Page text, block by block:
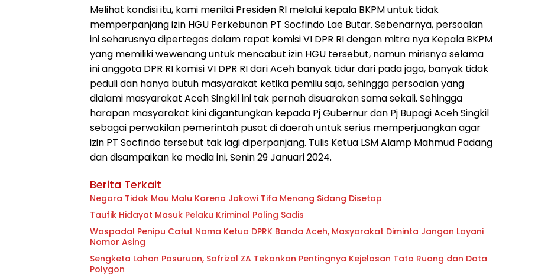
Melihat kondisi itu, kami menilai Presiden RI melalui kepala BKPM untuk tidak
memperpanjang izin HGU Perkebunan PT Socfindo Lae Butar. Sebenarnya, persoalan
ini seharusnya dipertegas dalam rapat komisi VI DPR RI dengan mitra nya Kepala BKPM
yang memiliki wewenang untuk mencabut izin HGU tersebut, namun mirisnya selama
ini anggota DPR RI komisi VI DPR RI dari Aceh banyak tidur dari pada jaga, banyak tidak
peduli dan hanya butuh masyarakat ketika pemilu saja, sehingga persoalan yang
dialami masyarakat Aceh Singkil ini tak pernah disuarakan sama sekali. Sehingga
harapan masyarakat kini digantungkan kepada Pj Gubernur dan Pj Bupagi Aceh Singkil
sebagai perwakilan pemerintah pusat di daerah untuk serius memperjuangkan agar
izin PT Socfindo tersebut tak lagi diperpanjang. Tulis Ketua LSM Alamp Mahmud Padang
dan disampaikan ke media ini, Senin 29 Januari 2024.
Berita Terkait
Negara Tidak Mau Malu Karena Jokowi Tifa Menang Sidang Disetop
Taufik Hidayat Masuk Pelaku Kriminal Paling Sadis
Waspada! Penipu Catut Nama Ketua DPRK Banda Aceh, Masyarakat Diminta Jangan Layani
Nomor Asing
Sengketa Lahan Pasuruan, Safrizal ZA Tekankan Pentingnya Kejelasan Tata Ruang dan Data
Polygon